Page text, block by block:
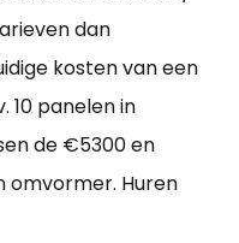
dan
kosten van een
10 panelen in
de €5300 en
omvormer. Huren